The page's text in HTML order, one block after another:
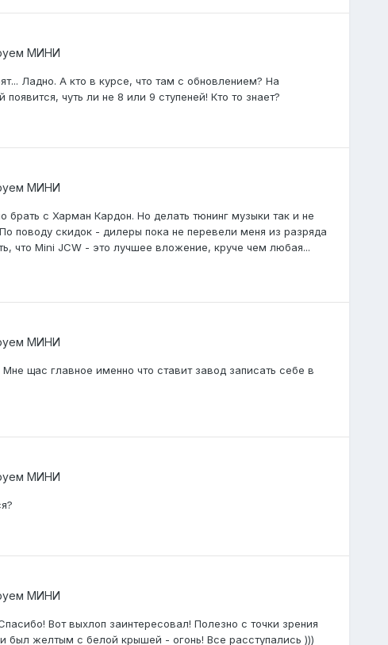
МИНИ
Ладно. А кто в курсе, что там с обновлением? На
чуть ли не 8 или 9 ступеней! Кто то знает?
МИНИ
с Харман Кардон. Но делать тюнинг музыки так и не
поводу скидок - дилеры пока не перевели меня из разряда
Mini JCW - это лучшее вложение, круче чем любая...
МИНИ
щас главное именно что ставит завод записать себе в
МИНИ
МИНИ
Вот выхлоп заинтересовал! Полезно с точки зрения
был желтым с белой крышей - огонь! Все расступались )))